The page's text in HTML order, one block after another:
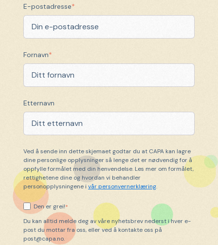
E-postadresse*
Fornavn*
Etternavn
Ved å sende inn dette skjemaet godtar du at CAPA kan lagre
dine personlige opplysninger så lenge det er nødvendig for å
oppfylle formålet med din henvendelse. Les mer om formålet,
rettighetene dine og hvordan vi behandler
personopplysningene i vår personvernerklæring.
Den er grei!*
Du kan alltid melde deg av våre nyhetsbrev nederst i hver e-
post du mottar fra oss, eller ved å kontakte oss på
post@capa.no.